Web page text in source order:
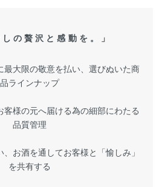
しの贅沢と感動を。」
最大限の敬意を払い、選びぬいた商
品ラインナップ
客様の元へ届ける為の細部にわたる
品質管理
お酒を通してお客様と「愉しみ」
を共有する